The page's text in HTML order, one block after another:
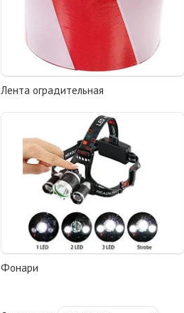
Лента оградительная
Фонари